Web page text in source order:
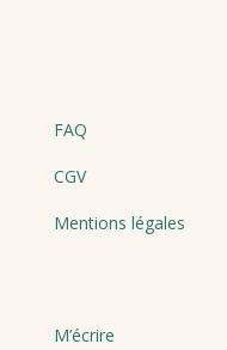
FAQ
CGV
Mentions légales
M’écrire